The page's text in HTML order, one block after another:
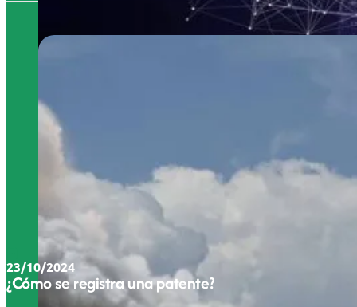
23/10/2024
¿Cómo se registra una patente?